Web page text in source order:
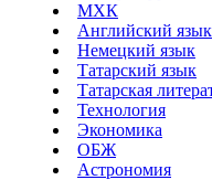
МХК
Английский язык
Немецкий язык
Татарский язык
Татарская
Технология
Экономика
ОБЖ
Астрономия